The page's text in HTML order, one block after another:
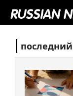
последний